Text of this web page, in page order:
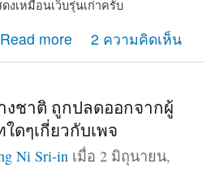
งเหมือนเว็บรุ่นเก่าครับ
Read more
only 2 ความคิดเห็น
งชาติ ถูกปลดออกจากผู้
ดๆเกี่ยวกับเพจ
Ni Sri-in เมื่อ 2 มิถุนายน,